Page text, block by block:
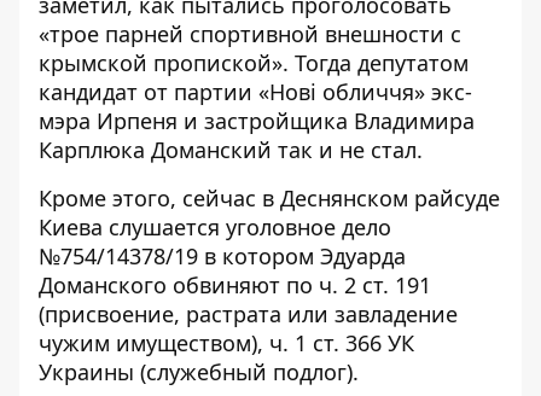
«трое парней спортивной внешности с
крымской пропиской». Тогда депутатом
кандидат от партии «Нові обличчя» экс-
мэра Ирпеня и застройщика Владимира
Карплюка Доманский так и не стал.
Кроме этого, сейчас в Деснянском райсуде
Киева слушается уголовное дело
№754/14378/19 в котором Эдуарда
Доманского обвиняют по ч. 2 ст. 191
(присвоение, растрата или завладение
чужим имуществом), ч. 1 ст. 366 УК
Украины (служебный подлог).